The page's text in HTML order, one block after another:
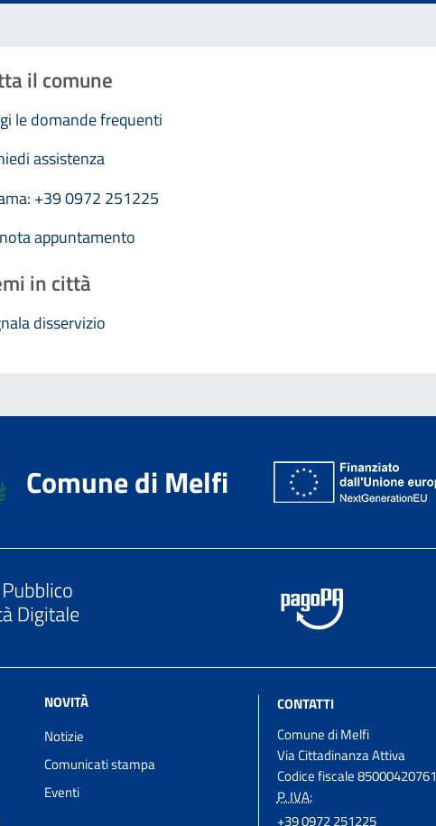
il comune
le domande frequenti
assistenza
+39 0972 251225
appuntamento
in città
disservizio
Comune di Melfi
NOVITÀ
Notizie
Comunicati stampa
Eventi
CONTATTI
Comune di Melfi
Via Cittadinanza Attiva
Codice fiscale 85000420761
P. IVA:
+39 0972 251225